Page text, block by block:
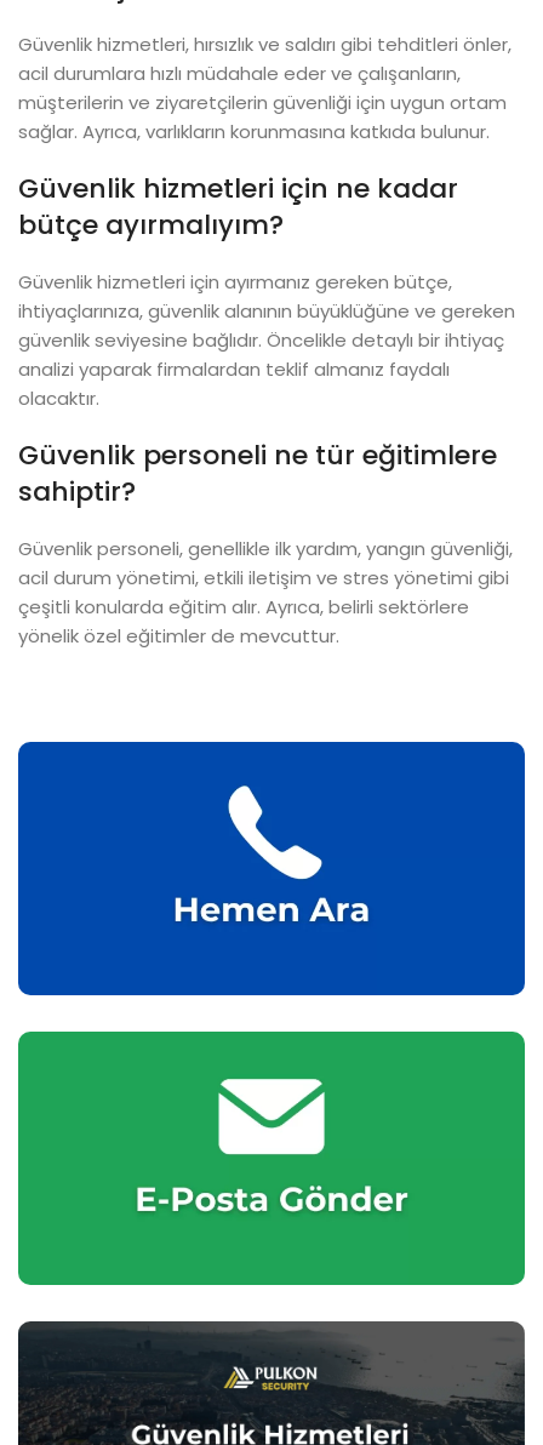
Güvenlik hizmetleri, hırsızlık ve saldırı gibi tehditleri önler,
acil durumlara hızlı müdahale eder ve çalışanların,
müşterilerin ve ziyaretçilerin güvenliği için uygun ortam
sağlar. Ayrıca, varlıkların korunmasına katkıda bulunur.
Güvenlik hizmetleri için ne kadar
bütçe ayırmalıyım?
Güvenlik hizmetleri için ayırmanız gereken bütçe,
ihtiyaçlarınıza, güvenlik alanının büyüklüğüne ve gereken
güvenlik seviyesine bağlıdır. Öncelikle detaylı bir ihtiyaç
analizi yaparak firmalardan teklif almanız faydalı
olacaktır.
Güvenlik personeli ne tür eğitimlere
sahiptir?
Güvenlik personeli, genellikle ilk yardım, yangın güvenliği,
acil durum yönetimi, etkili iletişim ve stres yönetimi gibi
çeşitli konularda eğitim alır. Ayrıca, belirli sektörlere
yönelik özel eğitimler de mevcuttur.